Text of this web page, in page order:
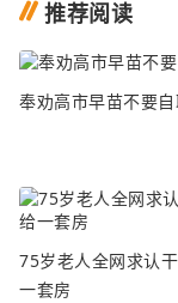
推荐阅读
奉劝高市早苗不要
75岁老人全网求认
一套房